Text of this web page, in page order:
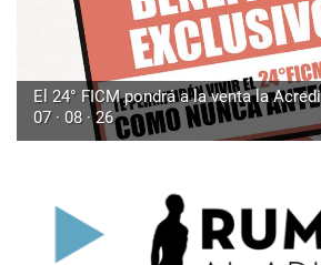
El 24° FICM pondrá a la venta la
07 · 08 · 26